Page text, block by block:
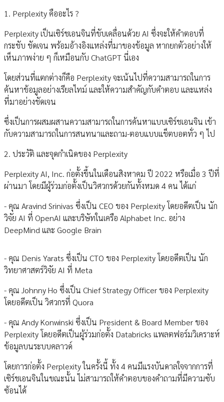
1. Perplexity คืออะไร ?
Perplexity เป็นเซิร์ชเอนจินที่ขับเคลื่อนด้วย AI ซึ่งจะให้คำตอบที่
กระชับ ชัดเจน พร้อมอ้างอิงแหล่งที่มาของข้อมูล หากยกตัวอย่างให้
เห็นภาพง่าย ๆ ก็เหมือนกับ ChatGPT นี่เอง
โดยส่วนที่แตกต่างก็คือ Perplexity จะเน้นไปที่ความสามารถในการ
ค้นหาข้อมูลอย่างเรียลไทม์ และให้ความสำคัญกับคำตอบ และแหล่ง
ที่มาอย่างชัดเจน
ซึ่งเป็นการผสมผสานความสามารถในการค้นหาแบบเซิร์ชเอนจิน เข้า
กับความสามารถในการสนทนาและถาม-ตอบแบบแช็ตบอตทั่ว ๆ ไป
2. ประวัติ และจุดกำเนิดของ Perplexity
Perplexity AI, Inc. ก่อตั้งขึ้นในเดือนสิงหาคม ปี 2022 หรือเมื่อ 3 ปีที่
ผ่านมา โดยมีผู้ร่วมก่อตั้งเป็นวิศวกรด้วยกันทั้งหมด 4 คน ได้แก่
- คุณ Aravind Srinivas ซึ่งเป็น CEO ของ Perplexity โดยอดีตเป็น นัก
วิจัย AI ที่ OpenAI และบริษัทในเครือ Alphabet Inc. อย่าง
DeepMind และ Google Brain
- คุณ Denis Yarats ซึ่งเป็น CTO ของ Perplexity โดยอดีตเป็น นัก
วิทยาศาสตร์วิจัย AI ที่ Meta
- คุณ Johnny Ho ซึ่งเป็น Chief Strategy Officer ของ Perplexity
โดยอดีตเป็น วิศวกรที่ Quora
- คุณ Andy Konwinski ซึ่งเป็น President & Board Member ของ
Perplexity โดยอดีตเป็นผู้ร่วมก่อตั้ง Databricks แพลตฟอร์มวิเคราะห์
ข้อมูลบนระบบคลาวด์
โดยการก่อตั้ง Perplexity ในครั้งนี้ ทั้ง 4 คนมีแรงบันดาลใจจากการที่
เซิร์ชเอนจินในขณะนั้น ไม่สามารถให้คำตอบของคำถามที่มีความซับ
ซ้อนได้